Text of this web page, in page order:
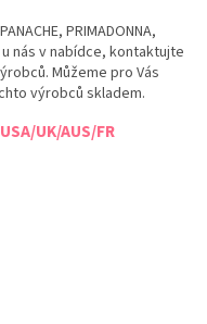
PRIMADONNA,
u nás v nabídce, kontaktujte
Můžeme pro Vás
výrobců skladem.
UK/AUS/FR